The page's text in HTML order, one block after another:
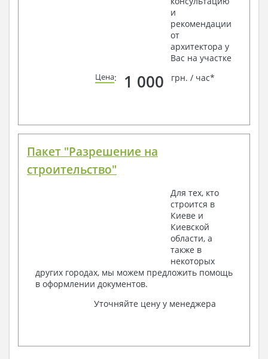
и
рекомендации
от
архитектора у
Вас на участке
Цена: 1 000 грн. / час*
Пакет "Разрешение на
строительство"
Для тех, кто
строится в
Киеве и
Киевской
области, а
также в
некоторых
других городах, мы можем предложить помощь
в оформлении документов.
Уточняйте цену у менеджера